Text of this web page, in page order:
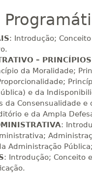
dias
90dias
90dias
90dias
: Introdução;
– PRINCÍPIOS
da Moralidade;
e da
da Consensualidade e
e da Ampla
:
Administração
: Introdução; Conceito